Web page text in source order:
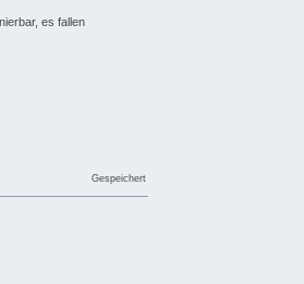
es fallen
Gespeichert